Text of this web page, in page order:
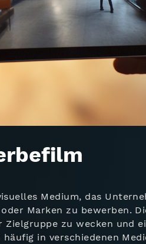
Medium, das
Marken zu bewerben.
Zielgruppe zu wecken und
in verschiedenen